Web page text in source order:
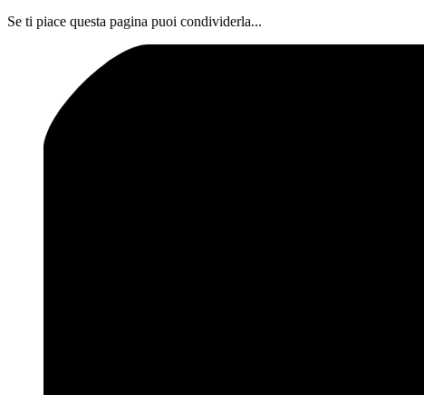
Se ti piace questa pagina puoi condividerla...